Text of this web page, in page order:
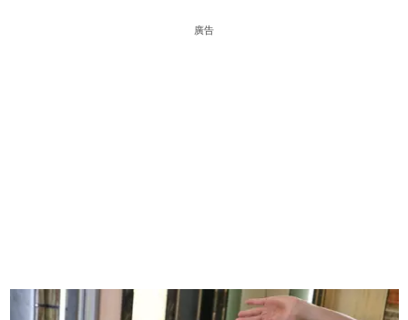
廣告